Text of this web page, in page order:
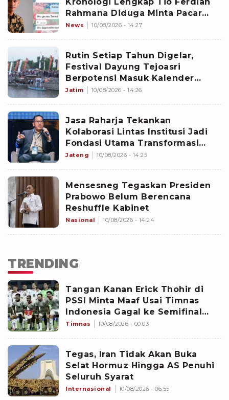
Rahmana Diduga Minta Pacar
Aborsi sampai Respons IRARI
News 10/08/2026 - 14:27
Rutin Setiap Tahun Digelar,
Festival Dayung Tejoasri
Berpotensi Masuk Kalender
Event Provinsi
Jatim 10/08/2026 - 14:26
Jasa Raharja Tekankan
Kolaborasi Lintas Institusi Jadi
Fondasi Utama Transformasi
Digital
Jateng 10/08/2026 - 14:25
Mensesneg Tegaskan Presiden
Prabowo Belum Berencana
Reshuffle Kabinet
Nasional 10/08/2026 - 14:24
TRENDING
Tangan Kanan Erick Thohir di
PSSI Minta Maaf Usai Timnas
Indonesia Gagal ke Semifinal
Piala AFF 2026: Jangan Hujat
Timnas 10/08/2026 - 00:03
Tegas, Iran Tidak Akan Buka
Selat Hormuz Hingga AS Penuhi
Seluruh Syarat
Internasional 10/08/2026 - 06:55